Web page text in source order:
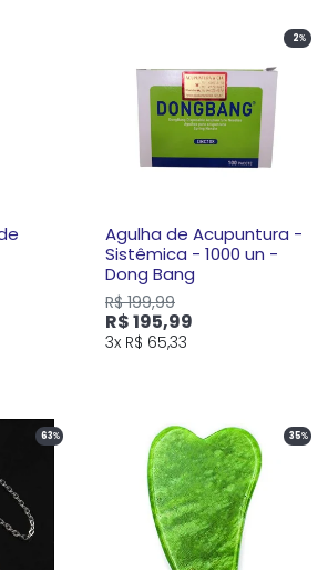
2%
Agulha de Acupuntura -
Sistêmica - 1000 un -
Dong Bang
R$ 199,99
R$ 195,99
3x R$ 65,33
63% 35%